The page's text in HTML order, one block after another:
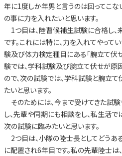
年に1度しか年男と言うのは回ってこな
の事に力を入れたいと思います。
1つ目は、陸曹候補生試験に合格し
です。これには特に、力を入れてやって
験及び体力検定種目にある「腕立て伏
験では、学科試験及び腕立て伏せが原
ので、次の試験では、学科試験と腕立
たいと思います。
そのためには、今まで受けてきた試
し、先輩や同期にも相談をし、私生活
次の試験に臨みたいと思います。
2つ目は、小隊の陸士長としてどうあ
に配置され6年目です。私の先輩陸士は